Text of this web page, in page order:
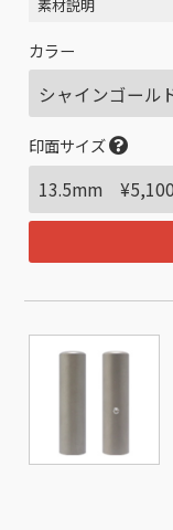
素材説明
カラー
印面サイズ